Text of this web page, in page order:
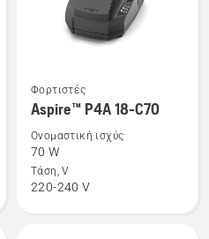
Δείτε
περισσότερες
λεπτομέρειες
για
το
Aspire™
Φορτιστές
Aspire™ P4A 18-C70
Ονομαστική ισχύς
70 W
Τάση, V
220-240 V